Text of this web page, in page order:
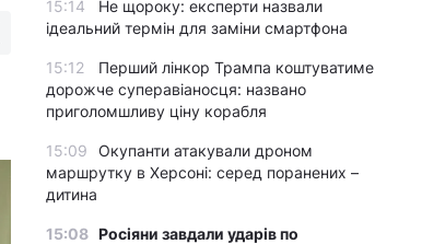
15:14
Не щороку: експерти назвали
ідеальний термін для заміни смартфона
15:12
Перший лінкор Трампа коштуватиме
дорожче суперавіаносця: названо
приголомшливу ціну корабля
15:09
Окупанти атакували дроном
маршрутку в Херсоні: серед поранених –
дитина
15:08 Росіяни завдали ударів по